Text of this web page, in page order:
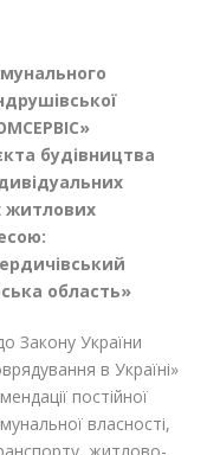
будівництва
житлових
область»
України
в Україні»
постійної
власності,